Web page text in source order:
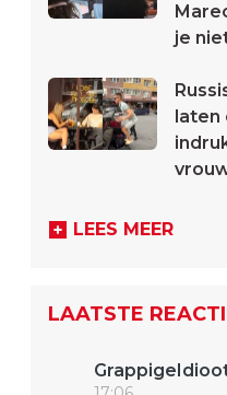
je
laten
LEES MEER
LAATSTE